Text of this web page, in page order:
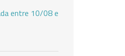
entre 10/08 e